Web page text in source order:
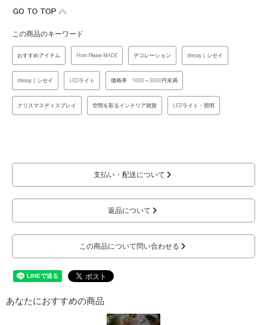
この商品のキーワード
おすすめアイテム Horn Please MADE デコレーション shesay｜シセイ
shesay｜シセイ LEDライト 価格帯 1000～3000円未満
クリスマスディスプレイ 空間を彩るインテリア雑貨 LEDライト・照明
支払い・配送について
返品について
この商品について問い合わせる
あなたにおすすめの商品